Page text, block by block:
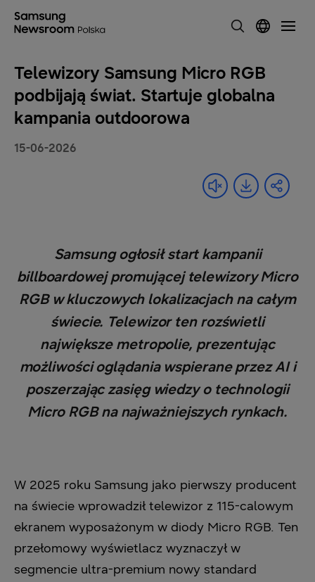
Telewizory Samsung Micro RGB
podbijają świat. Startuje globalna
kampania outdoorowa
15-06-2026
Samsung ogłosił start kampanii
billboardowej promującej telewizory Micro
RGB w kluczowych lokalizacjach na całym
świecie. Telewizor ten rozświetli
największe metropolie, prezentując
możliwości oglądania wspierane przez AI i
poszerzając zasięg wiedzy o technologii
Micro RGB na najważniejszych rynkach.
W 2025 roku Samsung jako pierwszy producent
na świecie wprowadził telewizor z 115-calowym
ekranem wyposażonym w diody Micro RGB. Ten
przełomowy wyświetlacz wyznaczył w
segmencie ultra-premium nowy standard